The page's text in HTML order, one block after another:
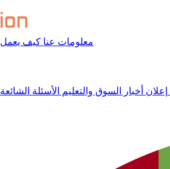
معلومات عنا كيف يعمل
إعلان أخبار السوق والتعليم الأسئلة الشائعة